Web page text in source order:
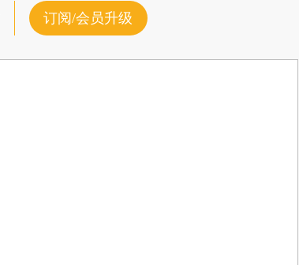
订阅/会员升级